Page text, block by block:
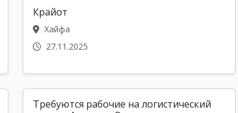
Крайот
Хайфа
27.11.2025
Требуются рабочие на логистический